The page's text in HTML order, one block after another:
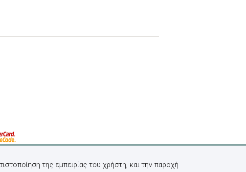
της εμπειρίας του χρήστη, και την παροχή